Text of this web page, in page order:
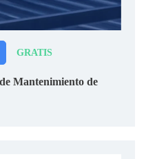
GRATIS
Mantenimiento de